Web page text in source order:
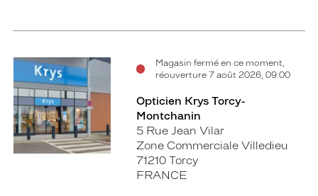
Magasin fermé en ce moment,
réouverture 7 août 2026, 09:00
Opticien Krys Torcy-
Montchanin
5 Rue Jean Vilar
Zone Commerciale Villedieu
71210 Torcy
FRANCE